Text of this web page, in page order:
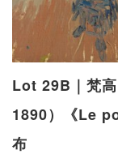
Lot 29B｜梵
1890）《Le
布